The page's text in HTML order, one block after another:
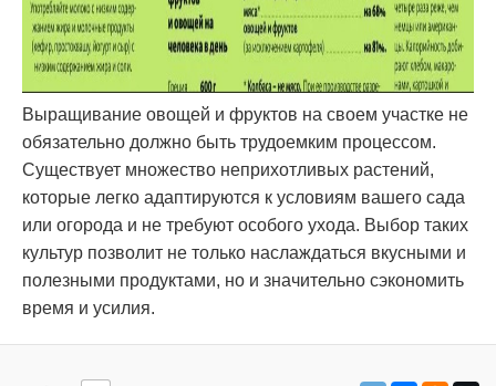
Выращивание овощей и фруктов на своем участке не
обязательно должно быть трудоемким процессом.
Существует множество неприхотливых растений,
которые легко адаптируются к условиям вашего сада
или огорода и не требуют особого ухода. Выбор таких
культур позволит не только наслаждаться вкусными и
полезными продуктами, но и значительно сэкономить
время и усилия.